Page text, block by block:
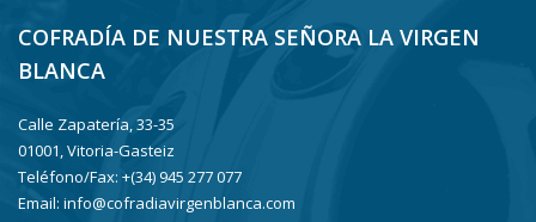
COFRADÍA DE NUESTRA SEÑORA LA VIRGEN
BLANCA
Calle Zapatería, 33-35
01001, Vitoria-Gasteiz
Teléfono/Fax: +(34) 945 277 077
Email: info@cofradiavirgenblanca.com